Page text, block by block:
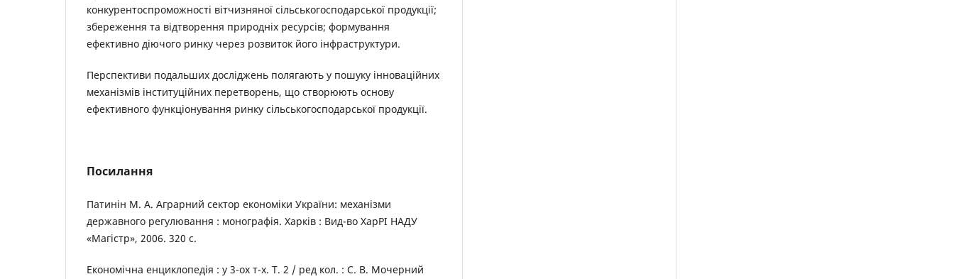
конкурентоспроможності вітчизняної сільськогосподарської продукції;
збереження та відтворення природніх ресурсів; формування
ефективно діючого ринку через розвиток його інфраструктури.
Перспективи подальших досліджень полягають у пошуку інноваційних
механізмів інституційних перетворень, що створюють основу
ефективного функціонування ринку сільськогосподарської продукції.
Посилання
Патинін М. А. Аграрний сектор економіки України: механізми
державного регулювання : монографія. Харків : Вид-во ХарРІ НАДУ
«Магістр», 2006. 320 с.
Економічна енциклопедія : у 3-ох т-х. Т. 2 / ред кол. : С. В. Мочерний